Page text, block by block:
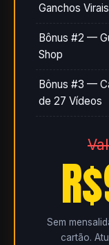
Ganchos Virais
Bônus #2 —
Shop
Bônus #3 —
de 27 Vídeos
Sem
cartão.